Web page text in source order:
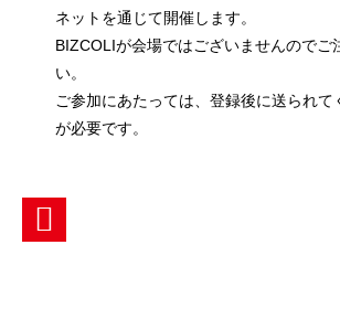
ネットを通じて開催します。
BIZCOLIが会場ではございませんのでご
い。
ご参加にあたっては、登録後に送られて
が必要です。